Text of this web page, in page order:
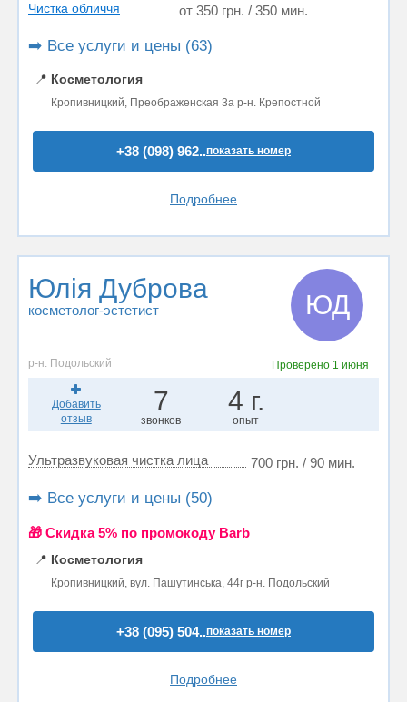
Чистка обличчя от 350 грн. / 350 мин.
➡️ Все услуги и цены (63)
📍 Косметология
Кропивницкий, Преображенская 3а р-н. Крепостной
+38 (098) 962..показать номер
Подробнее
Юлія Дуброва
косметолог-эстетист ЮД
р-н. Подольский Проверено 1 июня
Добавить
отзыв
7
звонков
4 г.
опыт
Ультразвуковая чистка лица 700 грн. / 90 мин.
➡️ Все услуги и цены (50)
🎁 Cкидка 5% по промокоду Barb
📍 Косметология
Кропивницкий, вул. Пашутинська, 44г р-н. Подольский
+38 (095) 504..показать номер
Подробнее